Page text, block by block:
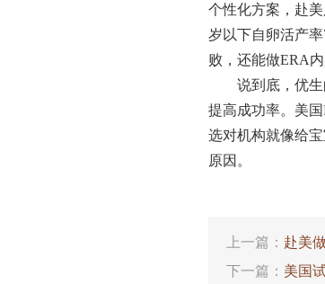
个性化方案，赴
岁以下自卵活产
败，还能做ERA
说到底，优
提高成功率。美
选对机构就像给
原因。
上一篇： 赴美
下一篇： 美国